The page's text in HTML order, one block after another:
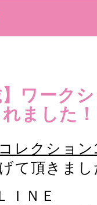
】ワーク
ました！
レクショ
て頂きま
ＩＮＥ